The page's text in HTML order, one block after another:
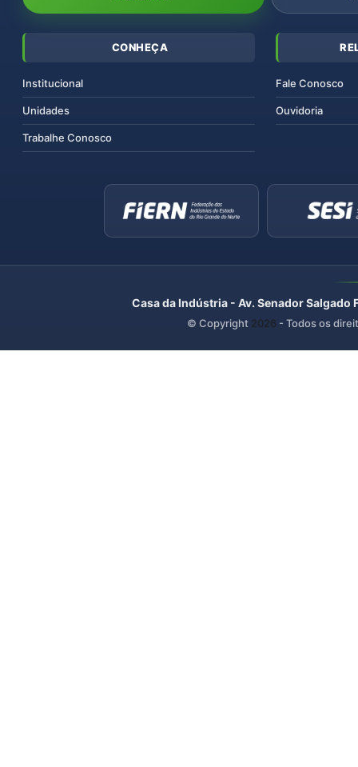
CONHEÇA
Institucional
Unidades
Trabalhe Conosco
Fale Conosco
Ouvidoria
Casa da Indústria - Av. Senador
© Copyright 2026 - Todos os